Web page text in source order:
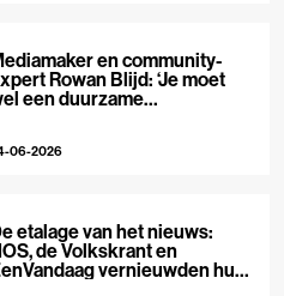
en community-
Rowan Blijd: ‘Je moet
een duurzame
06-2026
etalage van het nieuws:
de Volkskrant en
vernieuwden hun